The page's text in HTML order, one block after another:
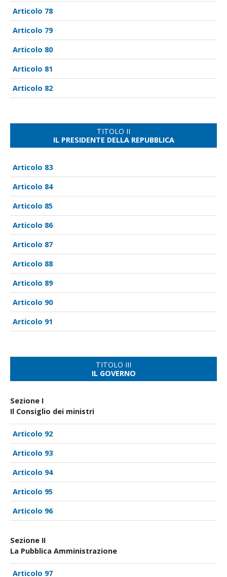
78
79
80
81
82
TITOLO II
IL PRESIDENTE DELLA REPUBBLICA
83
84
85
86
87
88
89
90
91
TITOLO III
IL GOVERNO
Sezione I
Il Consiglio dei ministri
92
93
94
95
96
Sezione II
La Pubblica Amministrazione
97